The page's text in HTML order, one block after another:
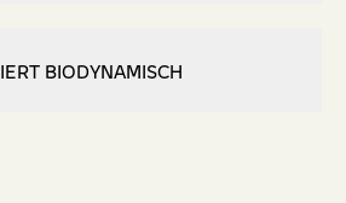
BIODYNAMISCH